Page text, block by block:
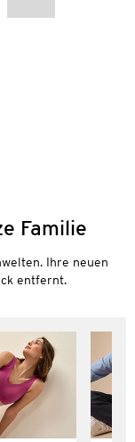
Familie
Ihre neuen
entfernt.